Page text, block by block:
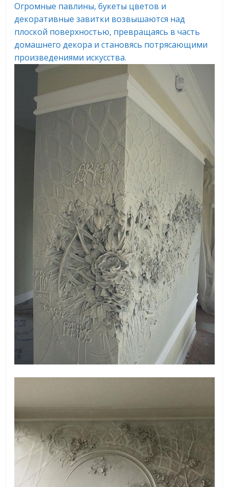
Огромные павлины, букеты цветов и
декоративные завитки возвышаются над
плоской поверхностью, превращаясь в часть
домашнего декора и становясь потрясающими
произведениями искусства.